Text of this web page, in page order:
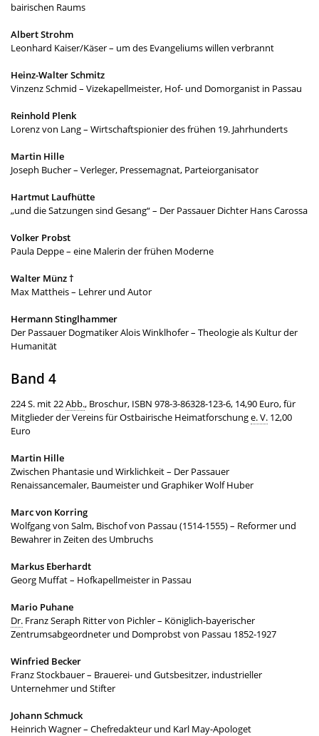
bairischen Raums
Albert Strohm
Leonhard Kaiser/Käser – um des Evangeliums willen verbrannt
Heinz-Walter Schmitz
Vinzenz Schmid – Vizekapellmeister, Hof- und Domorganist in Passau
Reinhold Plenk
Lorenz von Lang – Wirtschaftspionier des frühen 19. Jahrhunderts
Martin Hille
Joseph Bucher – Verleger, Pressemagnat, Parteiorganisator
Hartmut Laufhütte
„und die Satzungen sind Gesang“ – Der Passauer Dichter Hans Carossa
Volker Probst
Paula Deppe – eine Malerin der frühen Moderne
Walter Münz †
Max Mattheis – Lehrer und Autor
Hermann Stinglhammer
Der Passauer Dogmatiker Alois Winklhofer – Theologie als Kultur der
Humanität
Band 4
224 S. mit 22Abb., Broschur, ISBN 978-3-86328-123-6, 14,90 Euro, für
Mitglieder der Vereins für Ostbairische Heimatforschunge. V. 12,00
Euro
Martin Hille
Zwischen Phantasie und Wirklichkeit – Der Passauer
Renaissancemaler, Baumeister und Graphiker Wolf Huber
Marc von Korring
Wolfgang von Salm, Bischof von Passau (1514-1555) – Reformer und
Bewahrer in Zeiten des Umbruchs
Markus Eberhardt
Georg Muffat – Hofkapellmeister in Passau
Mario Puhane
Dr. Franz Seraph Ritter von Pichler – Königlich-bayerischer
Zentrumsabgeordneter und Domprobst von Passau 1852-1927
Winfried Becker
Franz Stockbauer – Brauerei- und Gutsbesitzer, industrieller
Unternehmer und Stifter
Johann Schmuck
Heinrich Wagner – Chefredakteur und Karl May-Apologet